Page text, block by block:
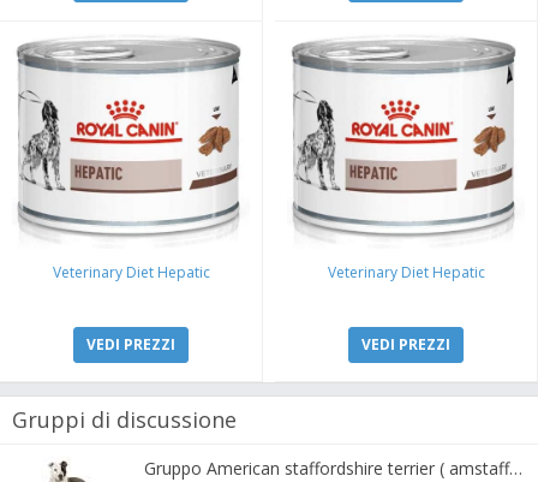
Veterinary Diet Hepatic
VEDI PREZZI
Veterinary Diet Hepatic
VEDI PREZZI
Gruppi di discussione
Gruppo American staffordshire terrier ( amstaff, amastaff )